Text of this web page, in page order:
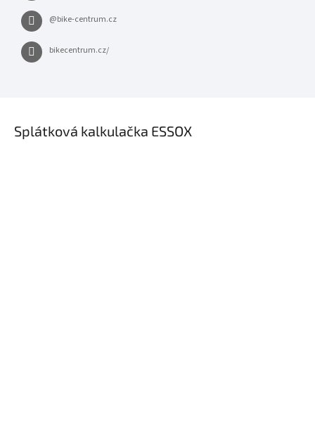
@bike-centrum.cz
bikecentrum.cz/
Splátková kalkulačka ESSOX